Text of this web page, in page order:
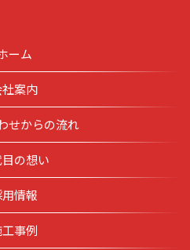
ーム
社案内
せからの流れ
の想い
情報
事例